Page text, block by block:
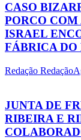
CASO
PORCO
ISRAEL
FÁBRICA DO
Redação Redação
JUNTA DE
RIBEIRA E